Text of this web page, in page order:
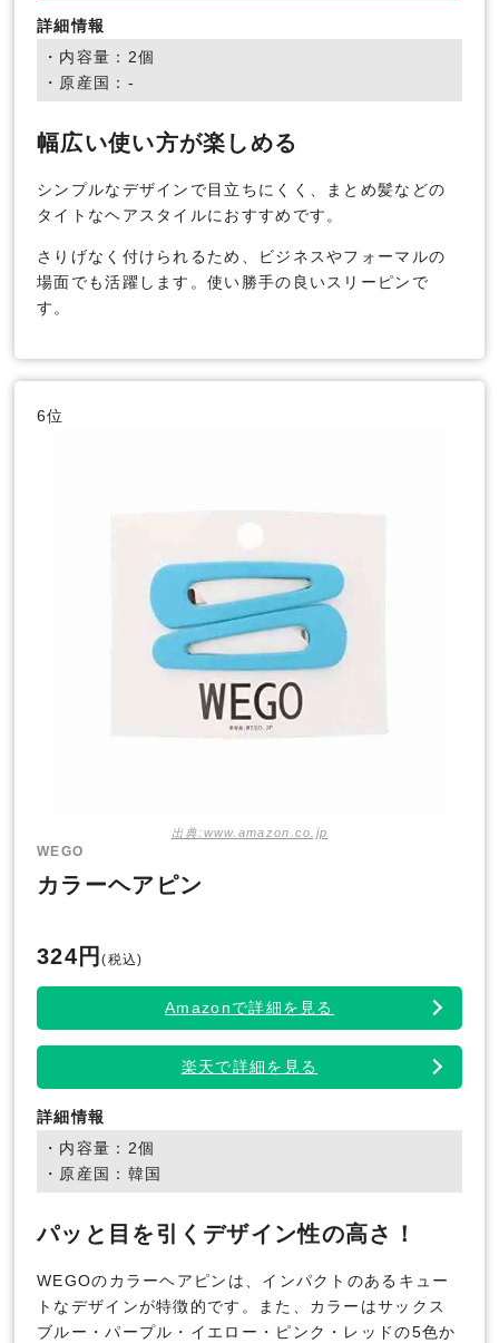
詳細情報
・内容量：2個
・原産国：-
幅広い使い方が楽しめる
シンプルなデザインで目立ちにくく、まとめ髪などの
タイトなヘアスタイルにおすすめです。
さりげなく付けられるため、ビジネスやフォーマルの
場面でも活躍します。使い勝手の良いスリーピンで
す。
6位
出典:www.amazon.co.jp
WEGO
カラーヘアピン
324円(税込)
Amazonで詳細を見る
楽天で詳細を見る
詳細情報
・内容量：2個
・原産国：韓国
パッと目を引くデザイン性の高さ！
WEGOのカラーヘアピンは、インパクトのあるキュー
トなデザインが特徴的です。また、カラーはサックス
ブルー・パープル・イエロー・ピンク・レッドの5色か